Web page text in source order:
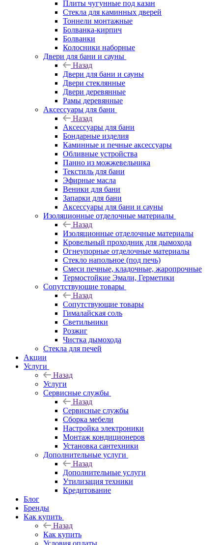
Плиты чугунные под казан
Стекла для каминных дверей
Тоннели монтажные
Болванка-кирпич
Болванки
Колосники наборные
Двери для бани и сауны
Назад
Двери для бани и сауны
Двери стеклянные
Двери деревянные
Рамы деревянные
Аксессуары для бани
Назад
Аксессуары для бани
Бондарные изделия
Каминные и печные аксессуары
Обливные устройства
Панно из можжевельника
Текстиль для бани
Эфирные масла
Веники для бани
Запарки для бани
Аксессуары для бани и сауны
Изоляционные отделочные материалы
Назад
Изоляционные отделочные материалы
Кровельный проходник для дымохода
Огнеупорные отделочные материалы
Стекло напольное (под печь)
Смеси печные, кладочные, жаропрочные
Термостойкие Эмали, Герметики
Сопутствующие товары
Назад
Сопутствующие товары
Гималайская соль
Светильники
Розжиг
Чистка дымохода
Стекла для печей
Акции
Услуги
Назад
Услуги
Сервисные службы
Назад
Сервисные службы
Сборка мебели
Настройка электроники
Монтаж кондиционеров
Установка сантехники
Дополнительные услуги
Назад
Дополнительные услуги
Утилизация техники
Кредитование
Блог
Бренды
Как купить
Назад
Как купить
Условия оплаты